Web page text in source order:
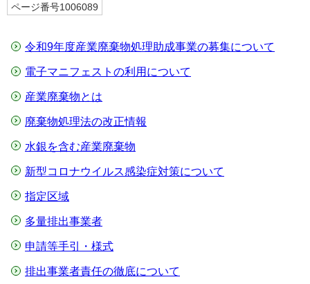
ページ番号1006089
令和9年度産業廃棄物処理助成事業の募集について
電子マニフェストの利用について
産業廃棄物とは
廃棄物処理法の改正情報
水銀を含む産業廃棄物
新型コロナウイルス感染症対策について
指定区域
多量排出事業者
申請等手引・様式
排出事業者責任の徹底について